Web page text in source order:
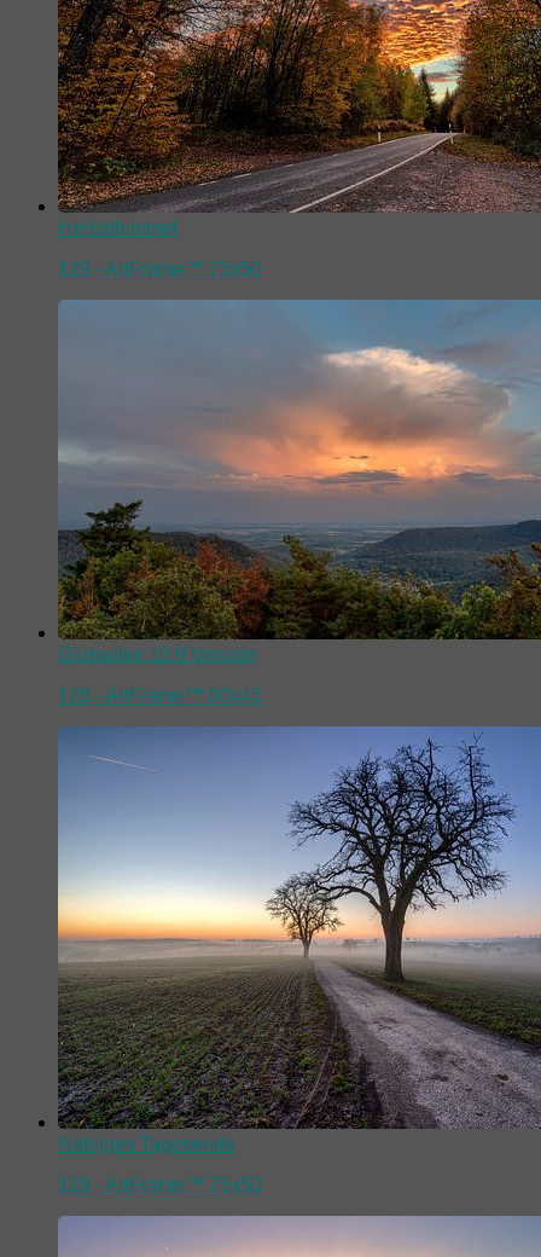
Herbsthimmel
129,-ArtFrame™ 75x50
Glutwolke 16:9 Version
128,-ArtFrame™ 80x45
Nebliges Tagesende
129,-ArtFrame™ 75x50